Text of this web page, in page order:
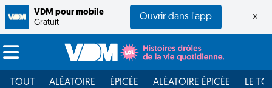
VDM pour mobile
Gratuit
Ouvrir dans l'app ×
TOUT ALÉATOIRE ÉPICÉE ALÉATOIRE ÉPICÉE LE